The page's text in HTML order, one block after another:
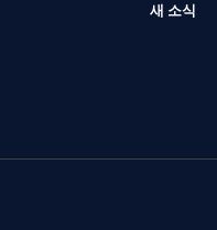
새 소식